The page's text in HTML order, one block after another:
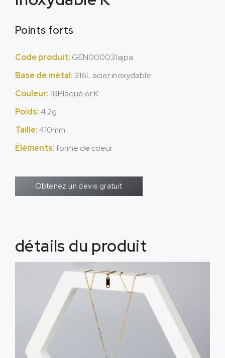
Points forts
Code produit: GEN000031ajpa
Base de métal: 316L acier inoxydable
Couleur: 18Plaqué or K
Poids:4.2g
Taille:410mm
Éléments:forme de coeur
Obtenez un devis gratuit
détails du produit